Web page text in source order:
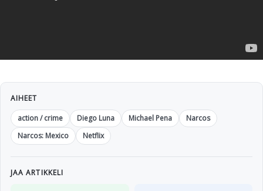
AIHEET
action / crime
Diego Luna Michael Pena
Narcos
Narcos: Mexico
Netflix
JAA ARTIKKELI